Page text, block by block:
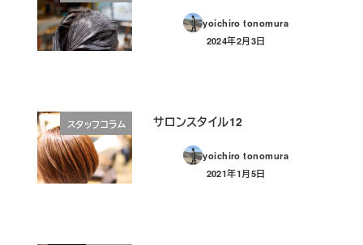
yoichiro tonomura
投稿日
2024年2月3日
スタッフコラム サロンスタイル12
yoichiro tonomura
投稿日
2021年1月5日